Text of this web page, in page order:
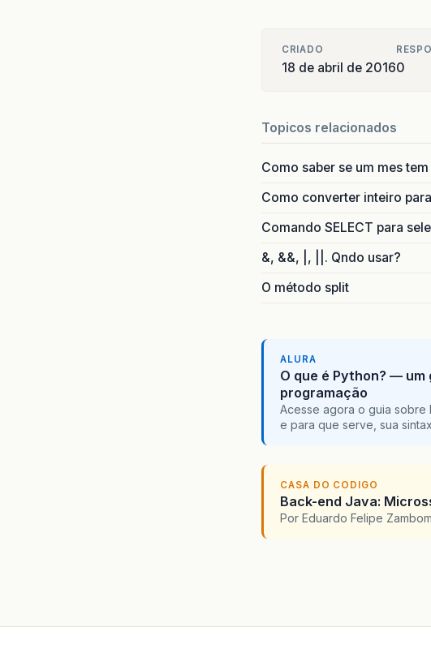
CRIADO
18 de abril de 20160
Topicos relacionados
Como saber se um mes
Como converter inteiro
Comando SELECT para
&, &&, |, ||. Qndo usar?
O método split
ALURA
O que é Python? —
programação
Acesse agora o guia sobre
e para que serve, sua
CASA DO CODIGO
Back-end Java:
Por Eduardo Felipe